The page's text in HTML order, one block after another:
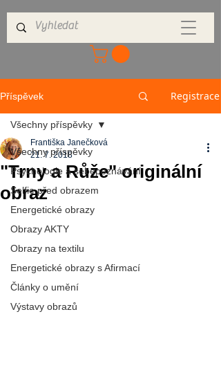
Příspěvek Registrace
Všechny příspěvky
Psychologie a sebepoznávání
Selfie před obrazem
Energetické obrazy
Obrazy AKTY
Obrazy na textilu
Energetické obrazy s Afirmací
Články o umění
Výstavy obrazů
Všechny příspěvky
"Trny a Růže" originální
obraz
Františka Janečková
21. 7. 2018